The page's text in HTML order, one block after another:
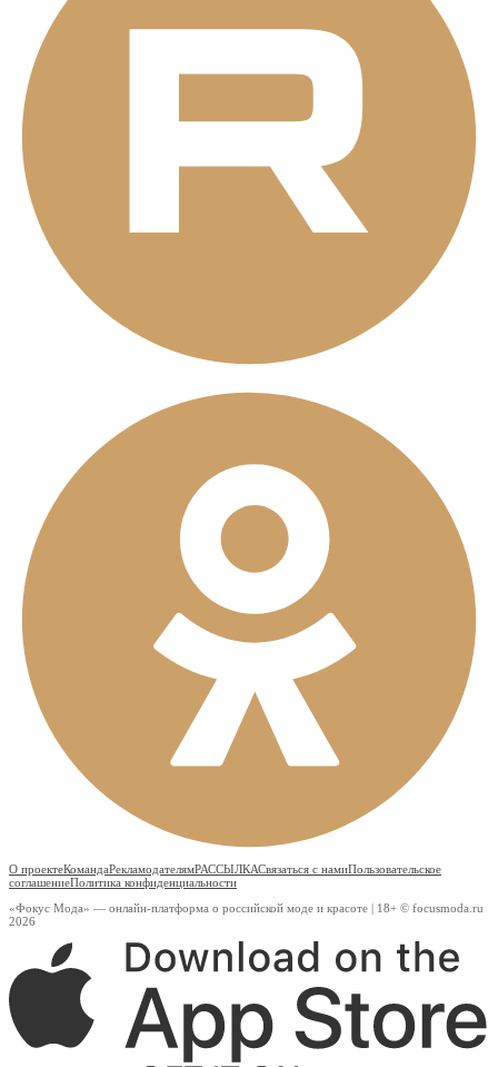
О проектеКомандаРекламодателямРАССЫЛКАСвязаться с намиПользовательское
соглашениеПолитика конфиденциальности
«Фокус Мода» — онлайн-платформа о российской моде и красоте | 18+ © focusmoda.ru
2026